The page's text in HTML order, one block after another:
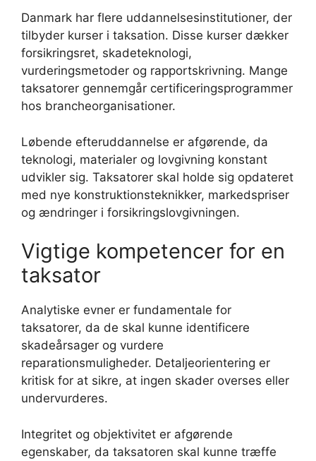
Danmark har flere uddannelsesinstitutioner, der
tilbyder kurser i taksation. Disse kurser dækker
forsikringsret, skadeteknologi,
vurderingsmetoder og rapportskrivning. Mange
taksatorer gennemgår certificeringsprogrammer
hos brancheorganisationer.
Løbende efteruddannelse er afgørende, da
teknologi, materialer og lovgivning konstant
udvikler sig. Taksatorer skal holde sig opdateret
med nye konstruktionsteknikker, markedspriser
og ændringer i forsikringslovgivningen.
Vigtige kompetencer for en
taksator
Analytiske evner er fundamentale for
taksatorer, da de skal kunne identificere
skadeårsager og vurdere
reparationsmuligheder. Detaljeorientering er
kritisk for at sikre, at ingen skader overses eller
undervurderes.
Integritet og objektivitet er afgørende
egenskaber, da taksatoren skal kunne træffe